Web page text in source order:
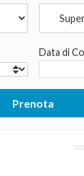
Data di